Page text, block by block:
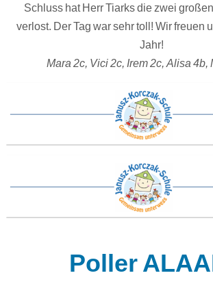
Schluss hat Herr Tiarks die zwei
verlost. Der Tag war sehr toll! Wir freuen
Jahr!
Mara 2c, Vici 2c, Irem 2c, Alisa 4b,
Poller